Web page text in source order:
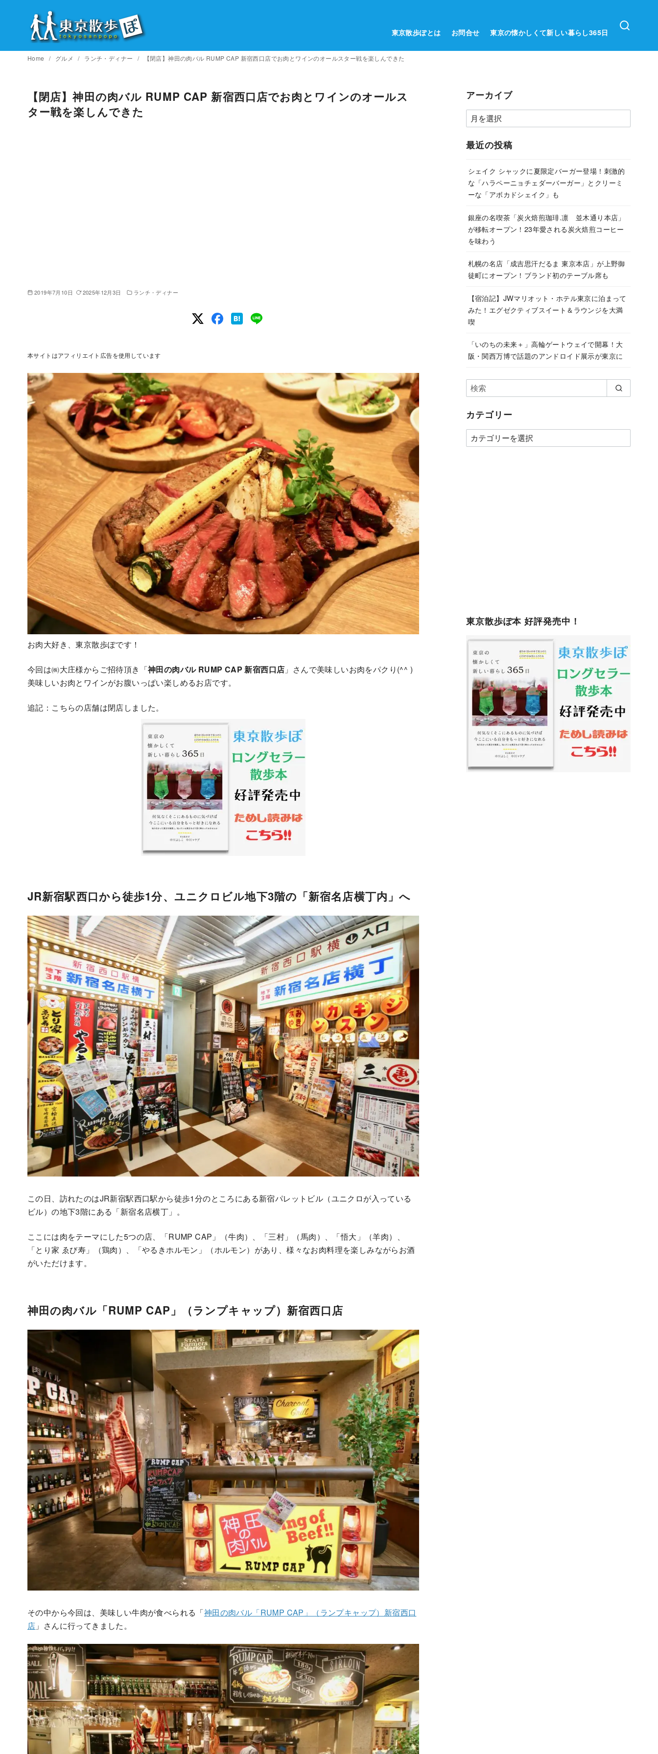
東京散歩ぽとは お問合せ 東京の懐かしくて新しい暮らし365日
Home グルメ ランチ・ディナー 【閉店】神田の肉バル RUMP CAP 新宿西口店でお肉とワインのオールスター戦を楽しんできた
【閉店】神田の肉バル RUMP CAP 新宿西口店でお肉とワインのオールス
ター戦を楽しんできた
2019年7月10日 2025年12月3日 ランチ・ディナー
本サイトはアフィリエイト広告を使用しています
お肉大好き、東京散歩ぽです！
今回は㈱大庄様からご招待頂き「神田の肉バル RUMP CAP 新宿西口店 」さんで美味しいお肉をパクり(^^ )
美味しいお肉とワインがお腹いっぱい楽しめるお店です。
追記：こちらの店舗は閉店しました。
JR新宿駅西口から徒歩1分、ユニクロビル地下3階の「新宿名店横丁内」へ
この日、訪れたのはJR新宿駅西口駅から徒歩1分のところにある新宿パレットビル（ユニクロが入っている
ビル）の地下3階にある「新宿名店横丁」。
ここには肉をテーマにした5つの店、「RUMP CAP」（牛肉）、「三村」（馬肉）、「悟大」（羊肉）、
「とり家 ゑび寿」（鶏肉）、「やるきホルモン」（ホルモン）があり、様々なお肉料理を楽しみながらお酒
がいただけます。
神田の肉バル「RUMP CAP」（ランプキャップ）新宿西口店
その中から今回は、美味しい牛肉が食べられる「神田の肉バル「RUMP CAP」（ランプキャップ）新宿西口
店 」さんに行ってきました。
アーカイブ
ア
ー
カ
ブ
最近の投稿
シェイク シャックに夏限定バーガー登場！刺激的
な「ハラペーニョチェダーバーガー」とクリーミ
ーな「アボカドシェイク」も
銀座の名喫茶「炭火焙煎珈琲.凛 並木通り本店」
が移転オープン！23年愛される炭火焙煎コーヒー
を味わう
札幌の名店「成吉思汗だるま 東京本店」が上野御
徒町にオープン！ブランド初のテーブル席も
【宿泊記】JWマリオット・ホテル東京に泊まって
みた！エグゼクティブスイート＆ラウンジを大満
喫
「いのちの未来＋」高輪ゲートウェイで開幕！大
阪・関西万博で話題のアンドロイド展示が東京に
カテゴリー
カ
テ
東京散歩ぽ本 好評発売中！